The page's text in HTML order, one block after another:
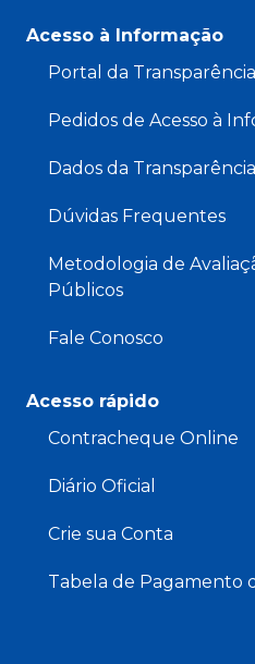
Acesso à Informação
Portal da Transparência
Pedidos de Acesso à
Dados da Transparência
Dúvidas Frequentes
Metodologia de
Públicos
Fale Conosco
Acesso rápido
Contracheque Online
Diário Oficial
Crie sua Conta
Tabela de Pagamento